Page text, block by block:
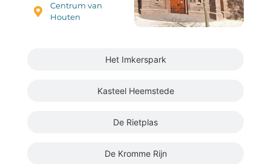
Het Imkerspark
Kasteel Heemstede
De Rietplas
De Kromme Rijn
Centrum van
Houten